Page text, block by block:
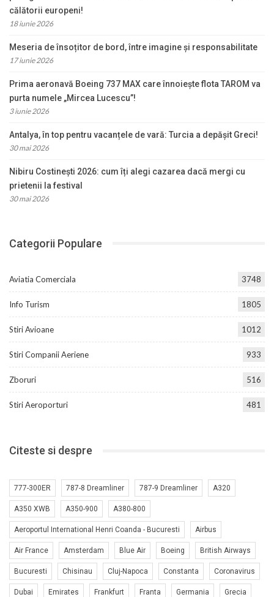
călătorii europeni!
18 iunie 2026
Meseria de însoțitor de bord, între imagine și responsabilitate
17 iunie 2026
Prima aeronavă Boeing 737 MAX care înnoiește flota TAROM va
purta numele „Mircea Lucescu”!
3 iunie 2026
Antalya, în top pentru vacanțele de vară: Turcia a depășit Greci!
30 mai 2026
Nibiru Costinești 2026: cum îți alegi cazarea dacă mergi cu
prietenii la festival
30 mai 2026
Categorii Populare
Aviatia Comerciala 3748
Info Turism 1805
Stiri Avioane 1012
Stiri Companii Aeriene 933
Zboruri 516
Stiri Aeroporturi 481
Citeste si despre
777-300ER 787-8 Dreamliner 787-9 Dreamliner A320
A350 XWB A350-900 A380-800
Aeroportul International Henri Coanda - Bucuresti Airbus
Air France Amsterdam Blue Air Boeing British Airways
Bucuresti Chisinau Cluj-Napoca Constanta Coronavirus
Dubai Emirates Frankfurt Franta Germania Grecia